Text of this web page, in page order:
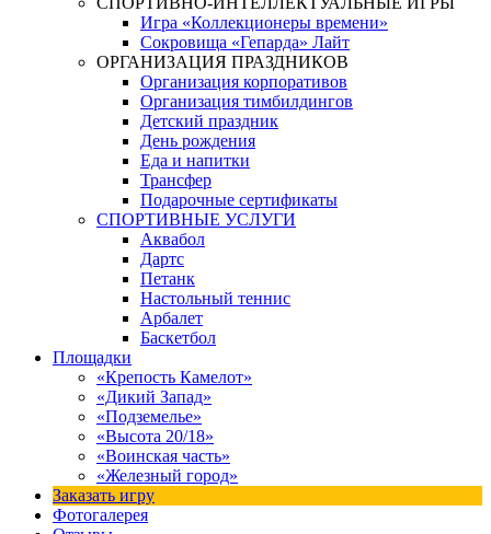
Игра «Коллекционеры времени»
Сокровища «Гепарда» Лайт
ОРГАНИЗАЦИЯ ПРАЗДНИКОВ
Организация корпоративов
Организация тимбилдингов
Детский праздник
День рождения
Еда и напитки
Трансфер
Подарочные сертификаты
СПОРТИВНЫЕ УСЛУГИ
Аквабол
Дартс
Петанк
Настольный теннис
Арбалет
Баскетбол
Площадки
«Крепость Камелот»
«Дикий Запад»
«Подземелье»
«Высота 20/18»
«Воинская часть»
«Железный город»
Заказать игру
Фотогалерея